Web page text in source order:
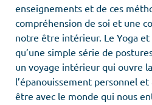
enseignements et de ces
compréhension de soi et une
notre être intérieur. Le Yoga
qu’une simple série de
un voyage intérieur qui ouvre
l’épanouissement personnel
être avec le monde qui nous